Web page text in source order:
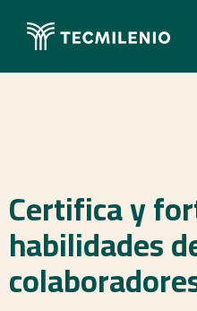
contenido
principal
Image
Certifica y
habilidades